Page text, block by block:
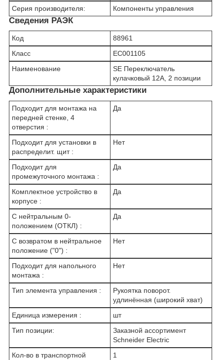
Серия производителя: Компоненты управления
Сведения РАЭК
Код
88961
Класс
EC001105
Наименование
SE Переключатель
кулачковый 12А, 2 позиции
Дополнительные характеристики
Подходит для монтажа на
передней стенке, 4
отверстия :
Да
Подходит для установки в
распределит. щит :
Нет
Подходит для
промежуточного монтажа :
Да
Комплектное устройство в
корпусе :
Да
С нейтральным 0-
положением (ОТКЛ) :
Да
С возвратом в нейтральное
положение ("0") :
Нет
Подходит для напольного
монтажа :
Нет
Тип элемента управления :
Рукоятка поворот.
удлинённая (широкий хват)
Единица измерения :
шт
Тип позиции:
Заказной ассортимент
Schneider Electric
Кол-во в транспортной
1